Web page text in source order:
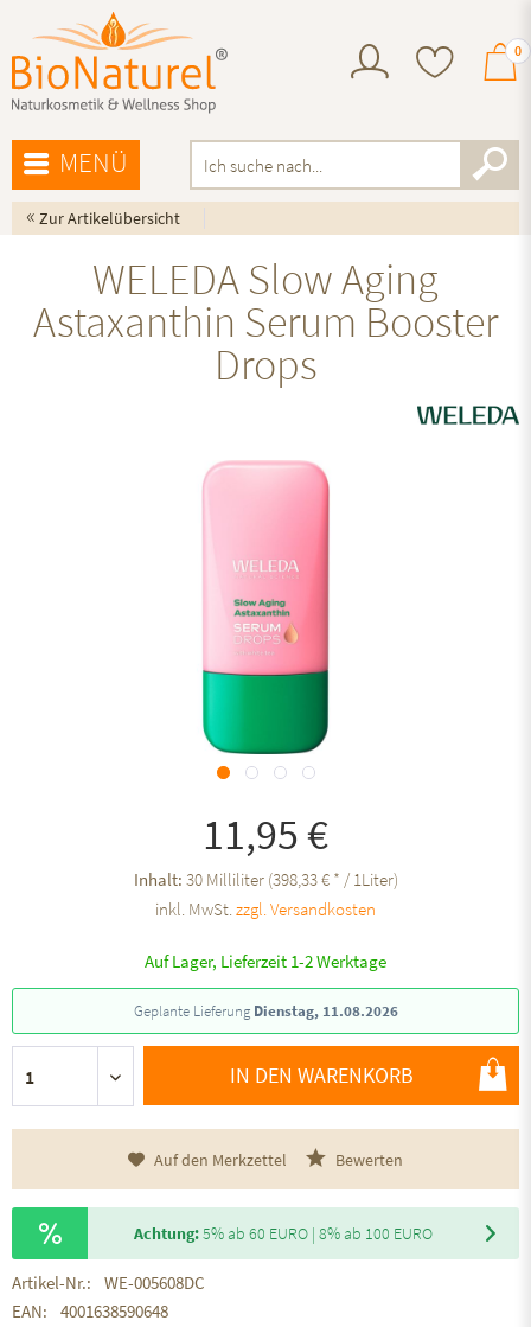
0
MENÜ
« Zur Artikelübersicht
WELEDA Slow Aging
Astaxanthin Serum Booster
Drops
11,95 €
Inhalt: 30 Milliliter (398,33 € * / 1Liter)
inkl. MwSt.zzgl. Versandkosten
Auf Lager, Lieferzeit 1-2 Werktage
Geplante Lieferung Dienstag, 11.08.2026
IN DEN WARENKORB
Auf den Merkzettel Bewerten
Achtung:5% ab 60 EURO | 8% ab 100 EURO
Artikel-Nr.:
WE-005608DC
EAN:
4001638590648